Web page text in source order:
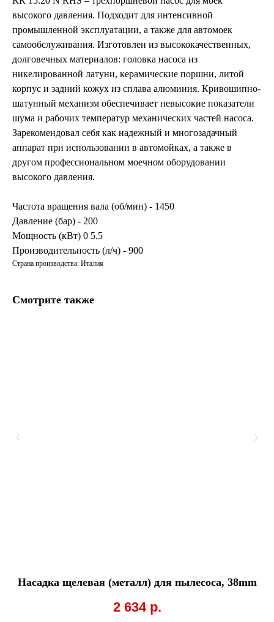
высокого давления. Подходит для интенсивной
промышленной эксплуатации, а также для автомоек
самообслуживания. Изготовлен из высококачественных,
долговечных материалов: головка насоса из
никелированной латуни, керамические поршни, литой
корпус и задний кожух из сплава алюминия. Кривошипно-
шатунный механизм обеспечивает невысокие показатели
шума и рабочих температур механических частей насоса.
Зарекомендовал себя как надежный и многозадачный
аппарат при использовании в автомойках, а также в
другом профессиональном моечном оборудовании
высокого давления.
Частота вращения вала (об/мин) - 1450
Давление (бар) - 200
Мощность (кВт) 0 5.5
Производительность (л/ч) - 900
Страна производства: Италия
Смотрите также
Насадка щелевая (металл) для пылесоса, 38mm
2 634 р.